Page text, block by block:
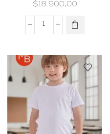
$18.900,00